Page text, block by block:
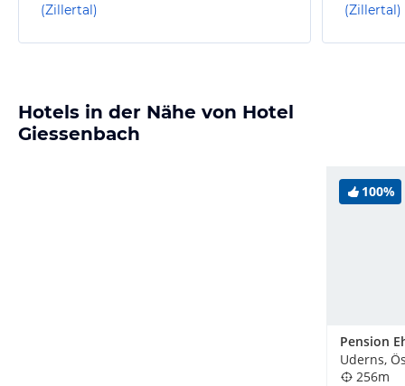
(Zillertal)
(Zillertal)
Hotels in der Nähe von Hotel
Giessenbach
100%
Pension
Uderns,
256m